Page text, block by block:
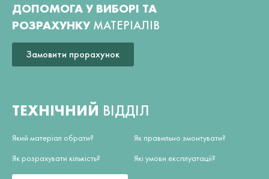
ДОПОМОГА У ВИБОРІ ТА
РОЗРАХУНКУ МАТЕРІАЛІВ
Замовити прорахунок
ТЕХНІЧНИЙ ВІДДІЛ
Який матеріал обрати?
Як розрахувати кількість?
Як правильно змонтувати?
Які умови експлуатації?